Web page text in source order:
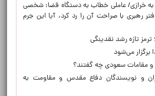
به خرازی/ عاملی خطاب به دستگاه قضا: شخصی
رهبری با صراحت آن را رد کرد، آیا این جرم
تازه رشد نقدینگی
می‌شود
و مقامات سعودی چه گفتند؟
و نویسندگان دفاع مقدس و مقاومت به